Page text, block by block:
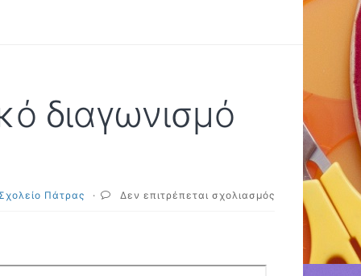
διαγωνισμό
Πάτρας · Δεν επιτρέπεται σχολιασμός
Συμμετοχή
διαγωνισμό